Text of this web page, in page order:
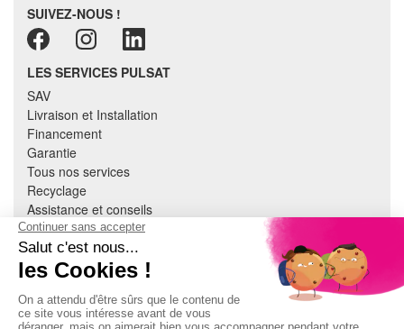
SUIVEZ-NOUS !
LES SERVICES PULSAT
SAV
Livraison et Installation
Financement
Garantie
Tous nos services
Recyclage
Assistance et conseils
Cuisine équipée
Literie
Nous contacter
À PROPOS